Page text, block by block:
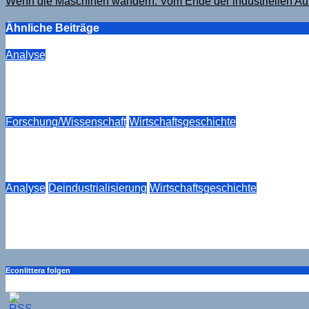
Ähnliche Beiträge
Analyse
Forschung/Wissenschaft Wirtschaftsgeschichte
Analyse Deindustrialisierung Wirtschaftsgeschichte
Econlittera folgen